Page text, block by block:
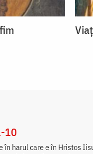
10
harul care e în Hristos